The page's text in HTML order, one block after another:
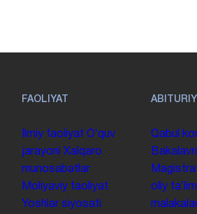
FAOLIYAT
Ilmiy faoliyat Oʻquv
jarayoni Xalqaro
munosabatlar
Moliyaviy faoliyat
Yoshlar siyosati
Qabul
oliy taʼlim